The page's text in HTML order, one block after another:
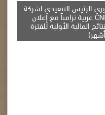
الرئيس التنفيذي لشركة
مهارة للموارد البشرية عبر قناة CNBC عربية تزامناً مع إعلان
المالية الأولية للفترة